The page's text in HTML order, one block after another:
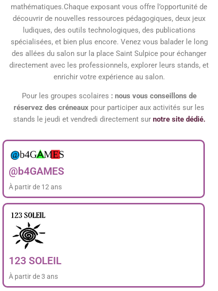
mathématiques.Chaque exposant vous offre l’opportunité de
découvrir de nouvelles ressources pédagogiques, deux jeux
ludiques, des outils technologiques, des publications
spécialisées, et bien plus encore. Venez vous balader le long
des allées du salon sur la place Saint Sulpice pour échanger
directement avec les professionnels, explorer leurs stands, et
enrichir votre expérience au salon.
Pour les groupes scolaires : nous vous conseillons de
réservez des créneaux pour participer aux activités sur les
stands le jeudi et vendredi directement sur notre site dédié.
@b4GAMES
À partir de 12 ans
123 SOLEIL
À partir de 3 ans